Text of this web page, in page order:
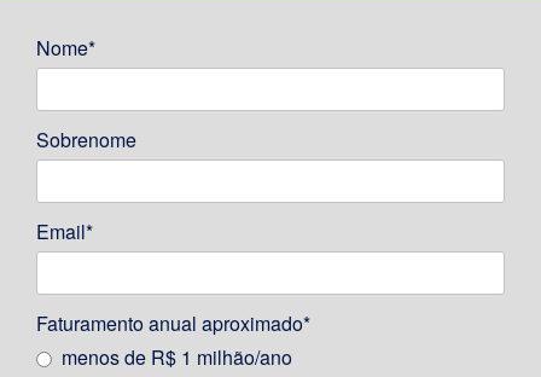
Nome*
Sobrenome
Email*
Faturamento anual aproximado*
menos de R$ 1 milhão/ano